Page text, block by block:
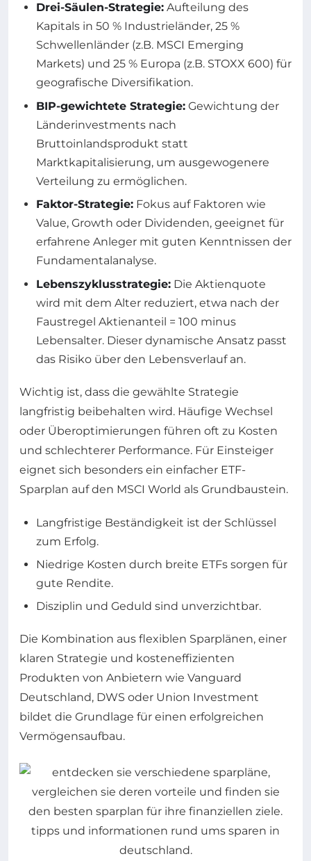
Drei-Säulen-Strategie: Aufteilung des
Kapitals in 50 % Industrieländer, 25 %
Schwellenländer (z.B. MSCI Emerging
Markets) und 25 % Europa (z.B. STOXX 600) für
geografische Diversifikation.
BIP-gewichtete Strategie: Gewichtung der
Länderinvestments nach
Bruttoinlandsprodukt statt
Marktkapitalisierung, um ausgewogenere
Verteilung zu ermöglichen.
Faktor-Strategie: Fokus auf Faktoren wie
Value, Growth oder Dividenden, geeignet für
erfahrene Anleger mit guten Kenntnissen der
Fundamentalanalyse.
Lebenszyklusstrategie: Die Aktienquote
wird mit dem Alter reduziert, etwa nach der
Faustregel Aktienanteil = 100 minus
Lebensalter. Dieser dynamische Ansatz passt
das Risiko über den Lebensverlauf an.
Wichtig ist, dass die gewählte Strategie
langfristig beibehalten wird. Häufige Wechsel
oder Überoptimierungen führen oft zu Kosten
und schlechterer Performance. Für Einsteiger
eignet sich besonders ein einfacher ETF-
Sparplan auf den MSCI World als Grundbaustein.
Langfristige Beständigkeit ist der Schlüssel
zum Erfolg.
Niedrige Kosten durch breite ETFs sorgen für
gute Rendite.
Disziplin und Geduld sind unverzichtbar.
Die Kombination aus flexiblen Sparplänen, einer
klaren Strategie und kosteneffizienten
Produkten von Anbietern wie Vanguard
Deutschland, DWS oder Union Investment
bildet die Grundlage für einen erfolgreichen
Vermögensaufbau.